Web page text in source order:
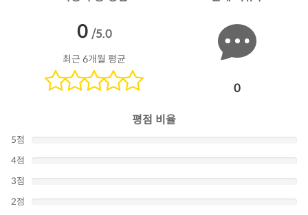
0 /5.0
최근 6개월 평균
0
평점 비율
5점
4점
3점
2점